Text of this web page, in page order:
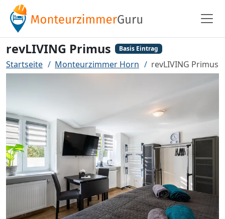
revLIVING Primus Basis Eintrag
Startseite Monteurzimmer Horn revLIVING Primus